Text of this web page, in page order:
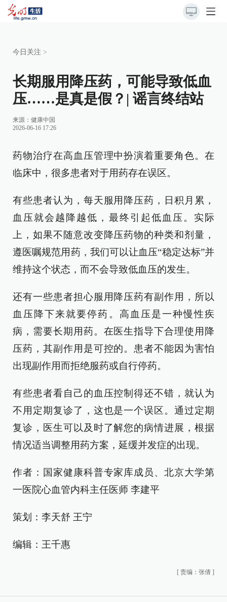
今日关注 >
长期服用降压药，可能导致低血
压……是真是假？| 谣言终结站
来源： 健康中国
2026-06-16 17:26
药物治疗在高血压管理中扮演着重要角色。在
临床中，很多患者对于用药存在误区。
有些患者认为，每天服用降压药，日积月累，
血压就会越降越低，最终引起低血压。实际
上，如果不随意改变降压药物的种类和剂量，
遵医嘱规范用药，我们可以让血压“稳定达标”并
维持这个状态，而不会导致低血压的发生。
还有一些患者担心服用降压药有副作用，所以
血压降下来就要停药。高血压是一种慢性疾
病，需要长期用药。在医生指导下合理使用降
压药，其副作用是可控的。患者不能因为害怕
出现副作用而拒绝服药或自行停药。
有些患者看自己的血压控制得还不错，就认为
不用定期复诊了，这也是一个误区。通过定期
复诊，医生可以及时了解您的病情进展，根据
情况适当调整用药方案，延缓并发症的出现。
作者：国家健康科普专家库成员、北京大学第
一医院心血管内科主任医师 李建平
策划：李天舒 王宁
编辑：王千惠
[ 责编：张倩 ]